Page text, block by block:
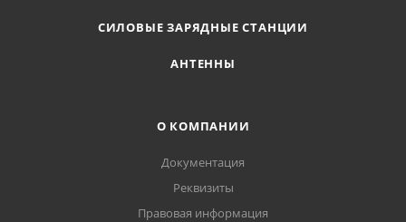
СИЛОВЫЕ ЗАРЯДНЫЕ СТАНЦИИ
АНТЕННЫ
О КОМПАНИИ
Документация
Реквизиты
Правовая информация